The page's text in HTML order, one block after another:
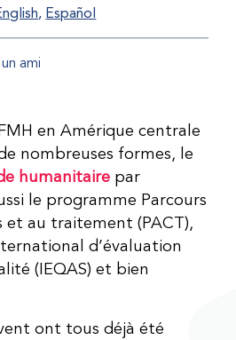
Español
ami
en Amérique centrale
nombreuses formes, le
humanitaire par
le programme Parcours
et au traitement (PACT),
d’évaluation
(IEQAS) et bien
ont tous déjà été